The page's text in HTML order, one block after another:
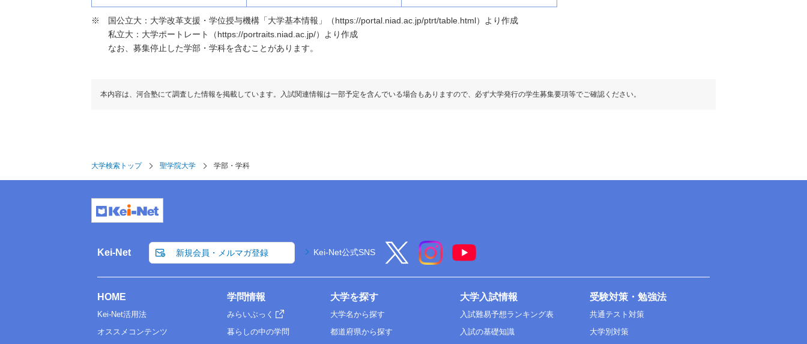
国公立大：大学改革支援・学位授与機構「大学基本情報」（https://portal.niad.ac.jp/ptrt/table.html）より作成
私立大：大学ポートレート（https://portraits.niad.ac.jp/）より作成
なお、募集停止した学部・学科を含むことがあります。
本内容は、河合塾にて調査した情報を掲載しています。入試関連情報は一部予定を含んでいる場合もありますので、必ず大学発行の学生募集要項等でご確認ください。
大学検索トップ 聖学院大学 学部・学科
Kei-Net 新規会員・メルマガ登録 Kei-Net公式SNS
HOME
Kei-Net活用法
オススメコンテンツ
学問情報
みらいぶっく
暮らしの中の学問
大学を探す
大学名から探す
都道府県から探す
大学入試情報
入試難易予想ランキング表
入試の基礎知識
受験対策・勉強法
共通テスト対策
大学別対策